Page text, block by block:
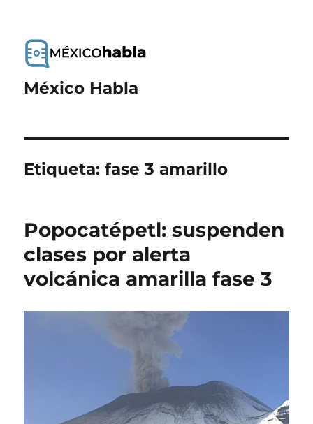
México Habla
Etiqueta:fase 3 amarillo
Popocatépetl: suspenden
clases por alerta
volcánica amarilla fase 3